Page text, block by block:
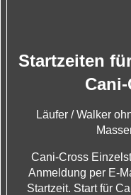
Startzeiten
Läufer / Walker
Cani-Cross
Anmeldung per E-
Startzeit. Start für